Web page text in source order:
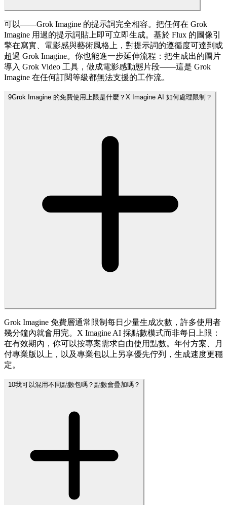
可以——Grok Imagine 的提示詞完全相容。把任何在 Grok
Imagine 用過的提示詞貼上即可立即生成。基於 Flux 的圖像引
擎在寫實、電影感與藝術風格上，對提示詞的遵循度可達到或
超過 Grok Imagine。你也能進一步延伸流程：把生成出的圖片
導入 Grok Video 工具，做成電影感動態片段——這是 Grok
Imagine 在任何訂閱等級都無法支援的工作流。
9Grok Imagine 的免費使用上限是什麼？X Imagine AI 如何處理限制？
Grok Imagine 免費層通常限制每日少量生成次數，許多使用者
幾分鐘內就會用完。X Imagine AI 採點數模式而非每日上限：
在有效期內，你可以按專案需求自由使用點數。年付方案、月
付專業版以上，以及專業包以上另享優先佇列，生成速度更穩
定。
10我可以混用不同點數包嗎？點數會疊加嗎？